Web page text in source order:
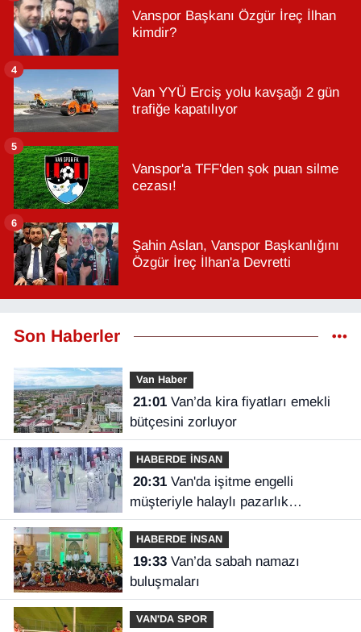
Vanspor Başkanı Özgür İreç İlhan
kimdir?
Van YYÜ Erciş yolu kavşağı 2 gün
trafiğe kapatılıyor
4
Vanspor'a TFF'den şok puan silme
cezası!
5
Şahin Aslan, Vanspor Başkanlığını
Özgür İreç İlhan'a Devretti
6
Son Haberler
Van Haber
21:01Van’da kira fiyatları emekli
bütçesini zorluyor
HABERDE İNSAN
20:31Van'da işitme engelli
müşteriyle halaylı pazarlık
gülümsetti
HABERDE İNSAN
19:33Van’da sabah namazı
buluşmaları
VAN'DA SPOR